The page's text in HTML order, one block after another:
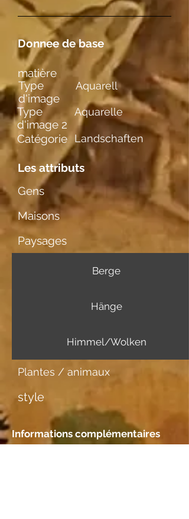
Donnee de base
Type
d'image
Aquarell
Type
d'image 2
Aquarelle
Catégorie Landschaften
Les attributs
Gens
Maisons
Paysages
Berge
Hänge
Himmel/Wolken
Plantes / animaux
style
Informations complémentaires
matière